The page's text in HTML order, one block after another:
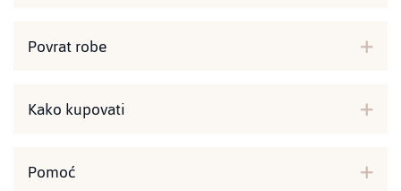
Povrat robe
Kako kupovati
Pomoć